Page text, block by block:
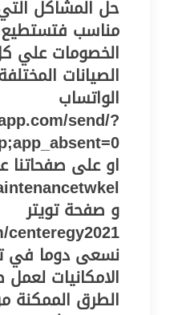
حل المشاكل
مناسب فتستطيع
الخصومات علي
الصيانات
الواتساب
send/?
او على صفحاتنا
و صفحة تويتر
نسعى دوما في
الامكانيات
الطرق الممكنة